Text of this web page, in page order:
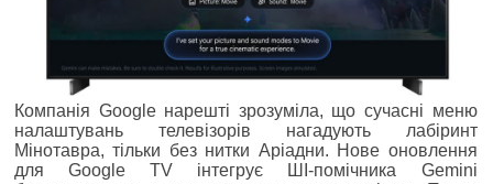
Компанія Google нарешті зрозуміла, що сучасні меню
налаштувань телевізорів нагадують лабіринт
Мінотавра, тільки без нитки Аріадни. Нове оновлення
для Google TV інтегрує ШІ-помічника Gemini